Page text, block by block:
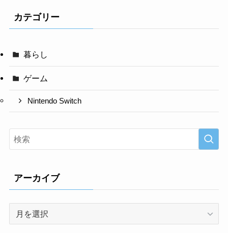
カテゴリー
暮らし
ゲーム
Nintendo Switch
アーカイブ